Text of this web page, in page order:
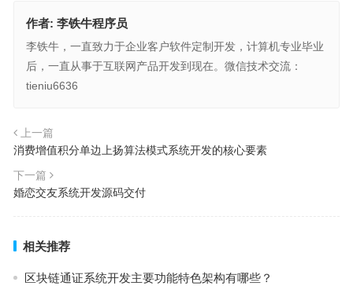
作者: 李铁牛程序员
李铁牛，一直致力于企业客户软件定制开发，计算机专业毕业
后，一直从事于互联网产品开发到现在。微信技术交流：
tieniu6636
上一篇
消费增值积分单边上扬算法模式系统开发的核心要素
下一篇
婚恋交友系统开发源码交付
相关推荐
区块链通证系统开发主要功能特色架构有哪些？